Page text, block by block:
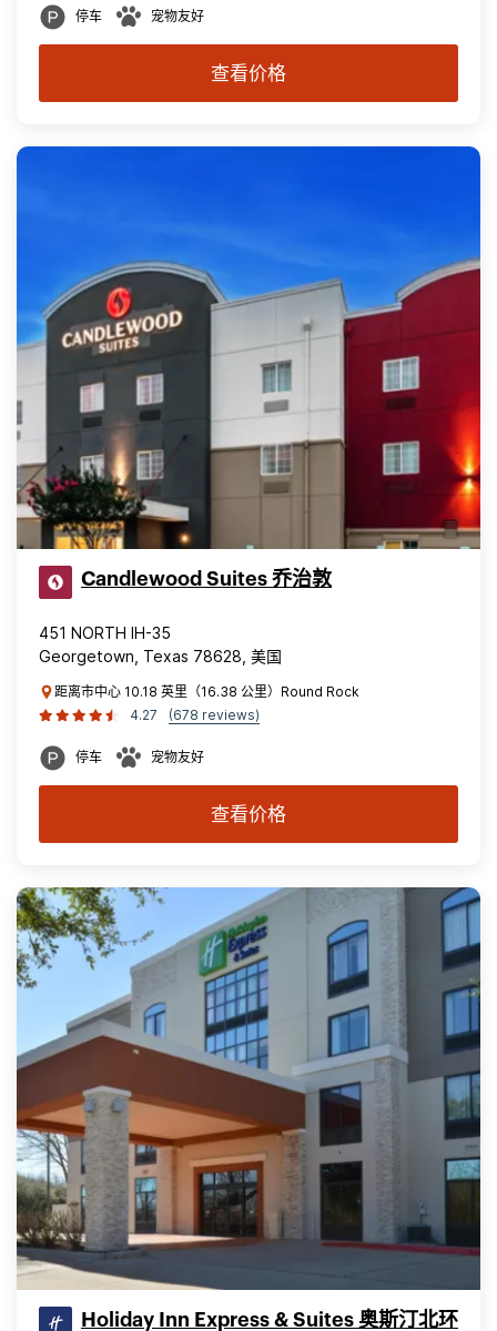
停车 宠物友好
查看价格
Candlewood Suites 乔治敦
451 NORTH IH-35
Georgetown, Texas 78628, 美国
距离市中心 10.18 英里（16.38 公里）Round Rock
4.27
(678 reviews)
停车 宠物友好
查看价格
Holiday Inn Express & Suites 奥斯汀北环